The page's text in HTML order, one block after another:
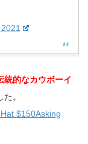
統的なカウボーイ
。
$150Asking